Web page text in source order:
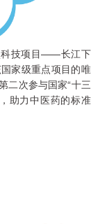
科技项目——长江下
家级重点项目的唯
二次参与国家“十三
助力中医药的标准